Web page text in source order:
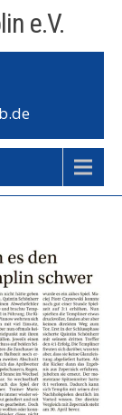
e.V.